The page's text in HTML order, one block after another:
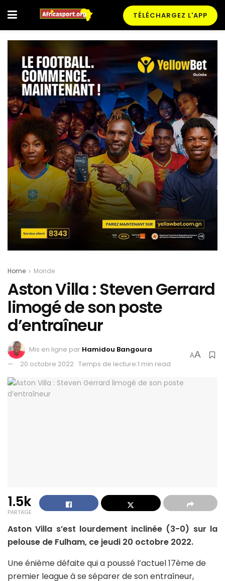
TÉLÉCHARGEZ L'APP
Home Monde
Aston Villa : Steven Gerrard
limogé de son poste
d’entraîneur
Mis en ligne par Hamidou Bangoura
20 octobre 2022 Temps de lecture:1 min read
AA
1.5k
PARTAGE
Aston Villa s’est lourdement inclinée (3-0) sur la
pelouse de Fulham, ce jeudi 20 octobre 2022.
Une énième défaite qui a poussé l’actuel 17ème de
premier league à se séparer de son entraîneur,